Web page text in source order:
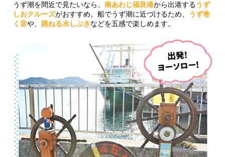
うず潮を間近で見たいなら、南あわじ福良港から出港するうず
しおクルーズがおすすめ。船でうず潮に近づけるため、
うず巻
く音や、 跳ねる水しぶきなどを五感で楽しめます。